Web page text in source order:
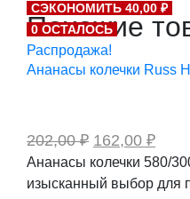
Похожие
СЭКОНОМИТЬ 40,00 ₽
0 ОСТАЛОСЬ
Распродажа!
Ананасы колечки Russ
202,00₽
составляла
202,00 ₽.
162,00 ₽
Ананасы колечки 580/
изысканный выбор для